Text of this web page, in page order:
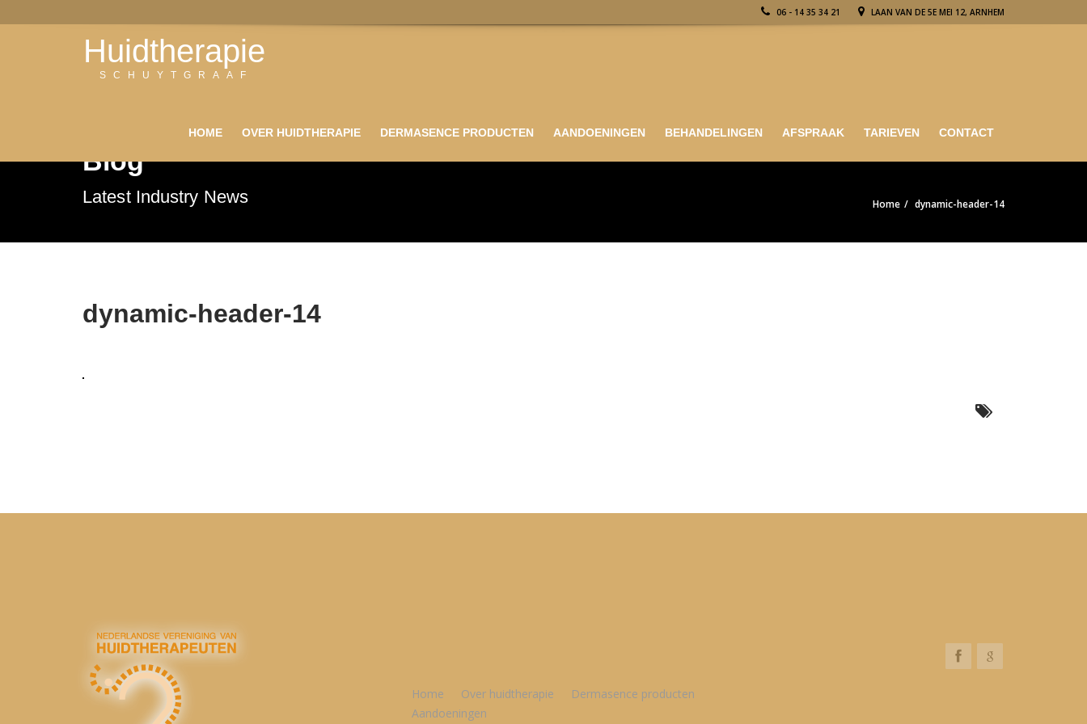
06 - 14 35 34 21 LAAN VAN DE 5E MEI 12, ARNHEM
Huidtherapie
SCHUYTGRAAF
HOME OVER HUIDTHERAPIE DERMASENCE PRODUCTEN AANDOENINGEN BEHANDELINGEN AFSPRAAK TARIEVEN CONTACT
Blog
Latest Industry News Home dynamic-header-14
dynamic-header-14
Home Over huidtherapie
Dermasence producten
Aandoeningen